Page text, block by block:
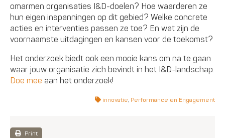
omarmen organisaties I&D-doelen? Hoe waarderen ze
hun eigen inspanningen op dit gebied? Welke concrete
acties en interventies passen ze toe? En wat zijn de
voornaamste uitdagingen en kansen voor de toekomst?
Het onderzoek biedt ook een mooie kans om na te gaan
waar jouw organisatie zich bevindt in het I&D-landschap.
Doe mee aan het onderzoek!
innovatie, Performance en Engagement
Print